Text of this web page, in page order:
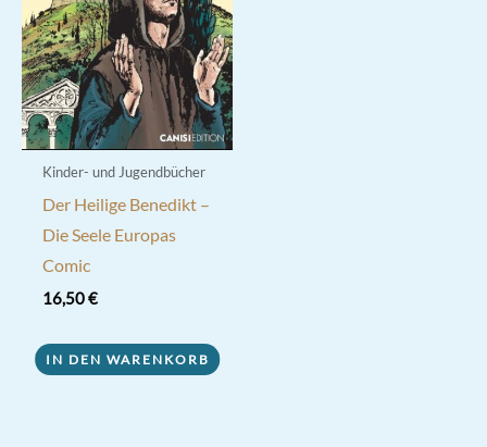
Kinder- und Jugendbücher
Der Heilige Benedikt –
Die Seele Europas
Comic
16,50€
IN DEN WARENKORB